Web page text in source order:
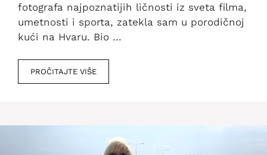
fotografa najpoznatijih ličnosti iz sveta filma,
umetnosti i sporta, zatekla sam u porodičnoj
kući na Hvaru. Bio …
PROČITAJTE VIŠE